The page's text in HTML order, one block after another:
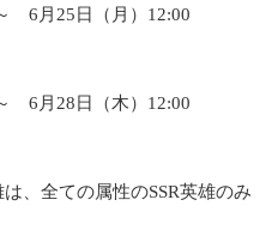
6月25日（月）12:00
6月28日（木）12:00
、全ての属性のSSR英雄のみ